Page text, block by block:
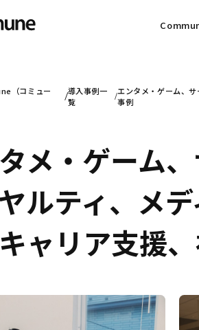
可
信頼を醸成
（コミュー
導入事例一
覧
エンタメ・ゲーム、
事例
メ・ゲーム
ルティ、メ
ャリア支援